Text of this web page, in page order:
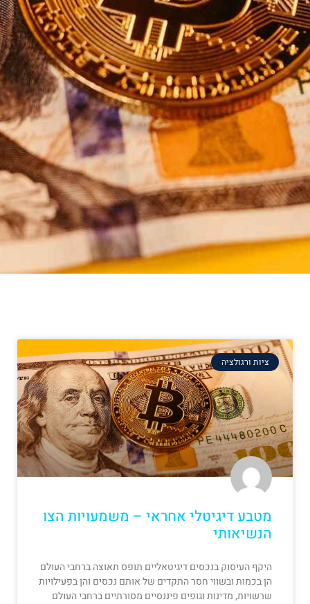
ציות ורגולציה
מטבע דיגיטלי אחראי – משמעויות הצו
הנשיאותי
היקף העיסוק בנכסים דיגיטאליים תופס תאוצה ברחבי העולם
הן בכמות ובשווי חסר התקדים של אותם נכסים והן בפעילויות
שרשויות, מדינות וגופים פיננסיים מסורתיים ברחבי העולם